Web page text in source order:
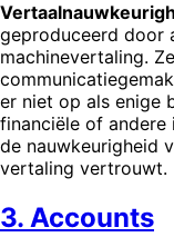
geproduceerd door
machinevertaling.
er niet op als enige
financiële of andere
de nauwkeurigheid
vertaling vertrouwt.
3. Accounts